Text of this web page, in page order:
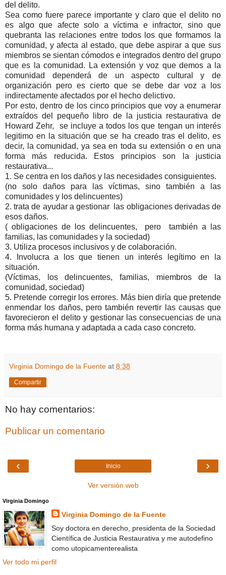
del delito.
Sea como fuere parece importante y claro que el delito no
es algo que afecte solo a víctima e infractor, sino que
quebranta las relaciones entre todos los que formamos la
comunidad, y afecta al estado, que debe aspirar a que sus
miembros se sientan cómodos e integrados dentro del grupo
que es la comunidad. La extensión y voz que demos a la
comunidad dependerá de un aspecto cultural y de
organización pero es cierto que se debe dar voz a los
indirectamente afectados por el hecho delictivo.
Por esto, dentro de los cinco principios que voy a enumerar
extraídos del pequeño libro de la justicia restaurativa de
Howard Zehr, se incluye a todos los que tengan un interés
legitimo en la situación que se ha creado tras el delito, es
decir, la comunidad, ya sea en toda su extensión o en una
forma más reducida. Estos principios son la justicia
restaurativa...
1. Se centra en los daños y las necesidades consiguientes.
(no solo daños para las víctimas, sino también a las
comunidades y los delincuentes)
2. trata de ayudar a gestionar las obligaciones derivadas de
esos daños.
( obligaciones de los delincuentes, pero también a las
familias, las comunidades y la sociedad)
3. Utiliza procesos inclusivos y de colaboración.
4. Involucra a los que tienen un interés legítimo en la
situación.
(Víctimas, los delincuentes, familias, miembros de la
comunidad, sociedad)
5. Pretende corregir los errores. Más bien diría que pretende
enmendar los daños, pero también revertir las causas que
favorecieron el delito y gestionar las consecuencias de una
forma más humana y adaptada a cada caso concreto.
Virginia Domingo de la Fuente at 8:38
Compartir
No hay comentarios:
Publicar un comentario
‹ ›
Inicio
Ver versión web
Virginia Domingo
Virginia Domingo de la Fuente
Soy doctora en derecho, presidenta de la Sociedad
Científica de Justicia Restaurativa y me autodefino
como utopicamenterealista
Ver todo mi perfil